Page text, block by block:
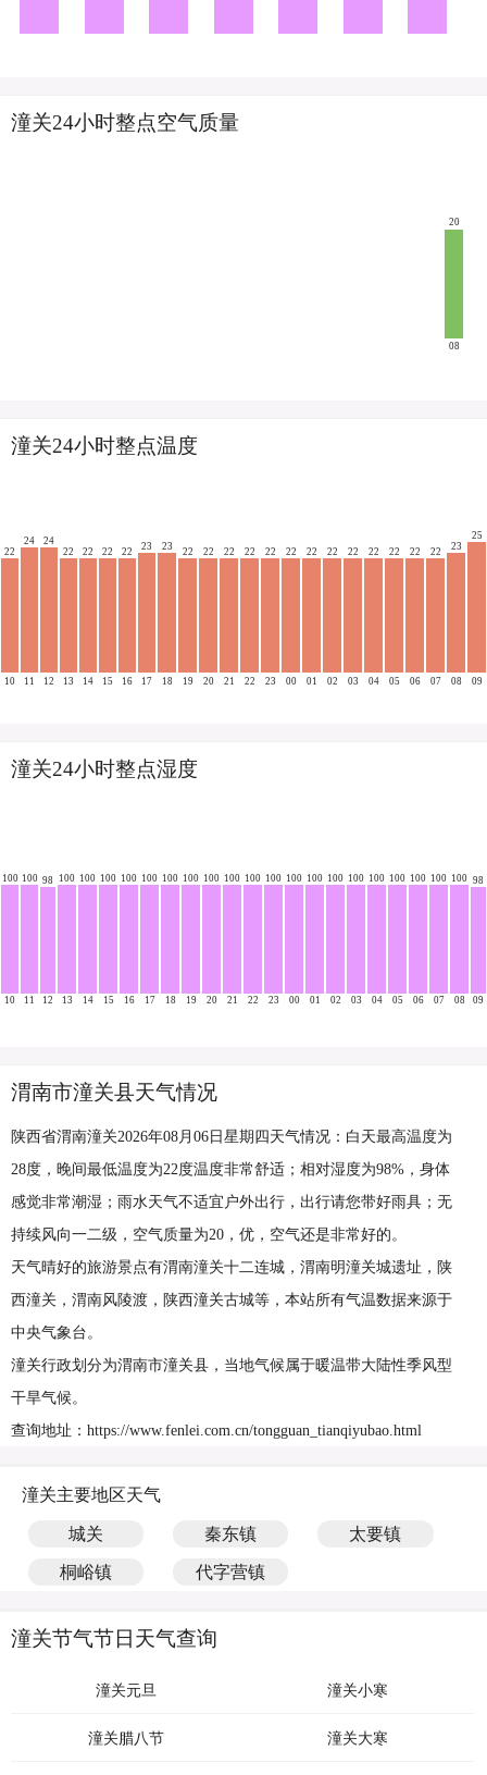
潼关24小时整点空气质量
20
08
潼关24小时整点温度
22
10
24
11
24
12
22
13
22
14
22
15
22
16
23
17
23
18
22
19
22
20
22
21
22
22
22
23
22
00
22
01
22
02
22
03
22
04
22
05
22
06
22
07
23
08
25
09
潼关24小时整点湿度
100
10
100
11
98
12
100
13
100
14
100
15
100
16
100
17
100
18
100
19
100
20
100
21
100
22
100
23
100
00
100
01
100
02
100
03
100
04
100
05
100
06
100
07
100
08
98
09
渭南市潼关县天气情况
陕西省渭南潼关2026年08月06日星期四天气情况：白天最高温度为
28度，晚间最低温度为22度温度非常舒适；相对湿度为98%，身体
感觉非常潮湿；雨水天气不适宜户外出行，出行请您带好雨具；无
持续风向一二级，空气质量为20，优，空气还是非常好的。
天气晴好的旅游景点有渭南潼关十二连城，渭南明潼关城遗址，陕
西潼关，渭南风陵渡，陕西潼关古城等，本站所有气温数据来源于
中央气象台。
潼关行政划分为渭南市潼关县，当地气候属于暖温带大陆性季风型
干旱气候。
查询地址：https://www.fenlei.com.cn/tongguan_tianqiyubao.html
潼关主要地区天气
城关 秦东镇 太要镇
桐峪镇 代字营镇
潼关节气节日天气查询
潼关元旦 潼关小寒
潼关腊八节 潼关大寒